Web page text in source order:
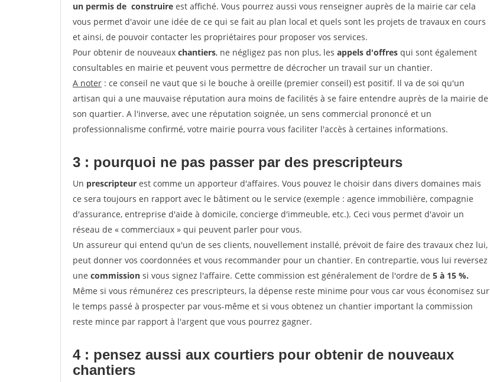
un permis de construire est affiché. Vous pourrez aussi vous renseigner auprès de la mairie car cela
vous permet d'avoir une idée de ce qui se fait au plan local et quels sont les projets de travaux en cours
et ainsi, de pouvoir contacter les propriétaires pour proposer vos services.
Pour obtenir de nouveaux chantiers, ne négligez pas non plus, les appels d'offres qui sont également
consultables en mairie et peuvent vous permettre de décrocher un travail sur un chantier.
A noter : ce conseil ne vaut que si le bouche à oreille (premier conseil) est positif. Il va de soi qu'un
artisan qui a une mauvaise réputation aura moins de facilités à se faire entendre auprès de la mairie de
son quartier. A l'inverse, avec une réputation soignée, un sens commercial prononcé et un
professionnalisme confirmé, votre mairie pourra vous faciliter l'accès à certaines informations.
3 : pourquoi ne pas passer par des prescripteurs
Un prescripteur est comme un apporteur d'affaires. Vous pouvez le choisir dans divers domaines mais
ce sera toujours en rapport avec le bâtiment ou le service (exemple : agence immobilière, compagnie
d'assurance, entreprise d'aide à domicile, concierge d'immeuble, etc.). Ceci vous permet d'avoir un
réseau de « commerciaux » qui peuvent parler pour vous.
Un assureur qui entend qu'un de ses clients, nouvellement installé, prévoit de faire des travaux chez lui,
peut donner vos coordonnées et vous recommander pour un chantier. En contrepartie, vous lui reversez
une commission si vous signez l'affaire. Cette commission est généralement de l'ordre de 5 à 15 %.
Même si vous rémunérez ces prescripteurs, la dépense reste minime pour vous car vous économisez sur
le temps passé à prospecter par vous-même et si vous obtenez un chantier important la commission
reste mince par rapport à l'argent que vous pourrez gagner.
4 : pensez aussi aux courtiers pour obtenir de nouveaux
chantiers